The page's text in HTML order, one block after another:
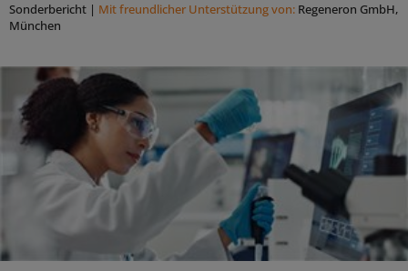
Sonderbericht | Mit freundlicher Unterstützung von: Regeneron GmbH,
München